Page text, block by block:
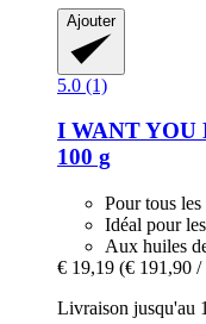
Ajouter
5.0 (1)
I WANT YOU
100 g
Pour tous les
Idéal pour
Aux huiles
€ 19,19 (€ 191,90 /
Livraison jusqu'au